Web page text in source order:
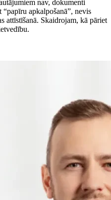
nav, dokumenti
apkalpošanā”, nevis
attīstīšanā. Skaidrojam, kā pāriet